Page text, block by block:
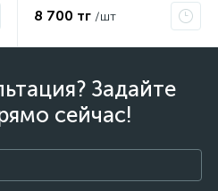
8 700 тг /шт
Задайте
сейчас!